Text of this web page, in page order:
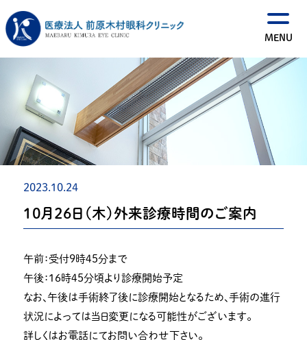
2023.10.24
１０月２６日（木）外来診療時間のご案内
午前：受付９時４５分まで
午後：１６時４５分頃より診療開始予定
なお、午後は手術終了後に診療開始となるため、手術の進行
状況によっては当日変更になる可能性がございます。
詳しくはお電話にてお問い合わせ下さい。